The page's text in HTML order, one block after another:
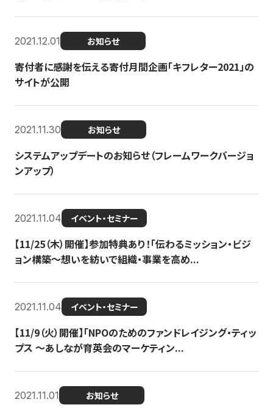
2021.12.01 お知らせ
寄付者に感謝を伝える寄付月間企画「キフレター2021」の
サイトが公開
2021.11.30 お知らせ
システムアップデートのお知らせ（フレームワークバージョ
ンアップ）
2021.11.04 イベント・セミナー
【11/25（木）開催】参加特典あり！「伝わるミッション・ビジ
ョン構築〜想いを紡いで組織・事業を高め...
2021.11.04 イベント・セミナー
【11/9（火）開催】「NPOのためのファンドレイジング・ティッ
プス 〜あしなが育英会のマーケティン...
2021.11.01 お知らせ